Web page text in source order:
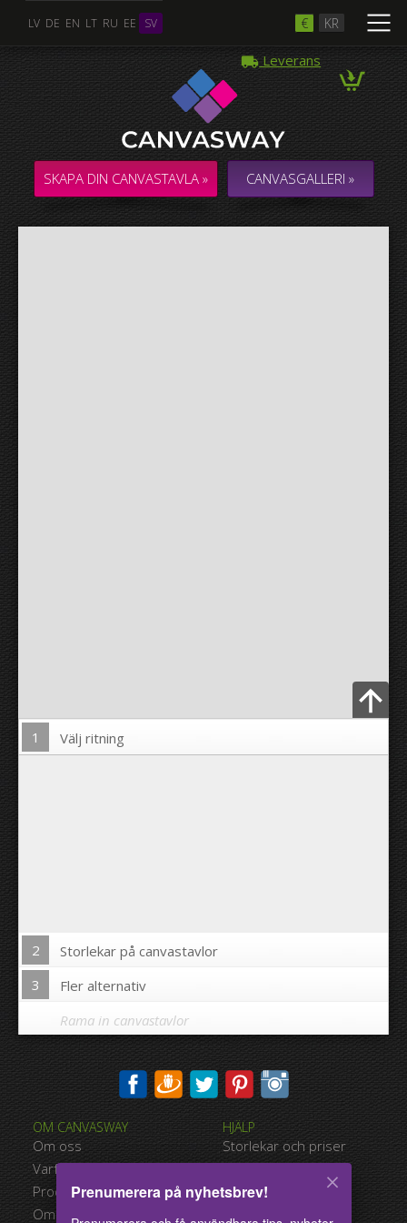
LV DE EN LT RU EE SV € KR
Leverans
SKAPA DIN CANVASTAVLA » CANVASGALLERI »
Ladda upp foto
1 Välj ritning
2
Storlekar på canvastavlor
3
Fler alternativ
Skriva ut bilden på kanterna av din canvastavla:
Nej
Rama in canvastavlor
Flera Foton
COLLAGE / KOMPOSITION med flera foton
OM CANVASWAY
Om oss
Varför Canvasway.com
Produktkvalitet
Omdömen
HJÄLP
Storlekar och priser
Betalningsalternativ
Typer av leverans
Användarvillkor
Prenumerera på nyhetsbrev!